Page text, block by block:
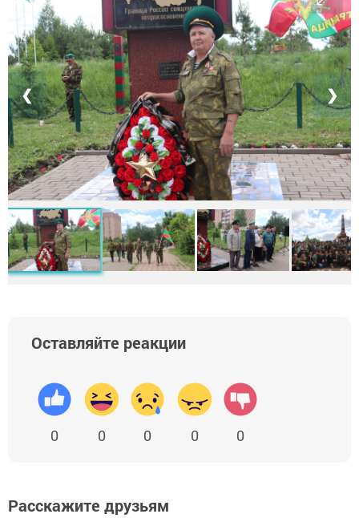
❮ ❯
Оставляйте реакции
0 0 0 0 0
Расскажите друзьям